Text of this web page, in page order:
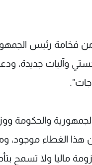
فخامة رئيس
وآليات جديدة،
والحكومة
الغطاء موجود،
ماليا ولا تسمح